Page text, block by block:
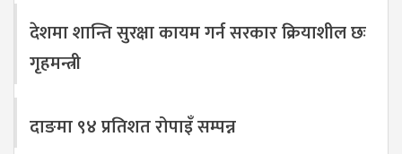
देशमा शान्ति सुरक्षा कायम गर्न सरकार क्रियाशील छः
गृहमन्त्री
दाङमा ९४ प्रतिशत रोपाइँ सम्पन्न